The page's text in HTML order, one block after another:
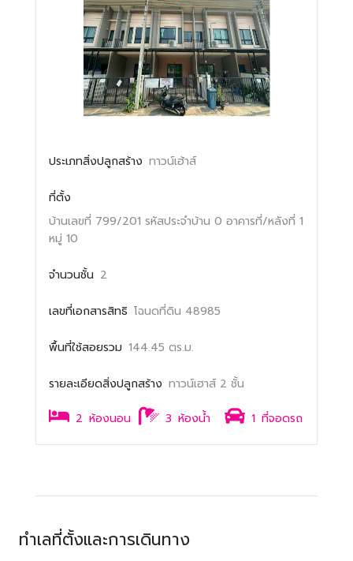
ประเภทสิ่งปลูกสร้าง ทาวน์เฮ้าส์
ที่ตั้ง
บ้านเลขที่ 799/201 รหัสประจำบ้าน 0 อาคารที่/หลังที่ 1
หมู่ 10
จำนวนชั้น 2
เลขที่เอกสารสิทธิ โฉนดที่ดิน 48985
พื้นที่ใช้สอยรวม 144.45 ตร.ม.
รายละเอียดสิ่งปลูกสร้าง ทาวน์เฮาส์ 2 ชั้น
2 ห้องนอน 3 ห้องน้ำ 1 ที่จอดรถ
ทำเลที่ตั้งและการเดินทาง